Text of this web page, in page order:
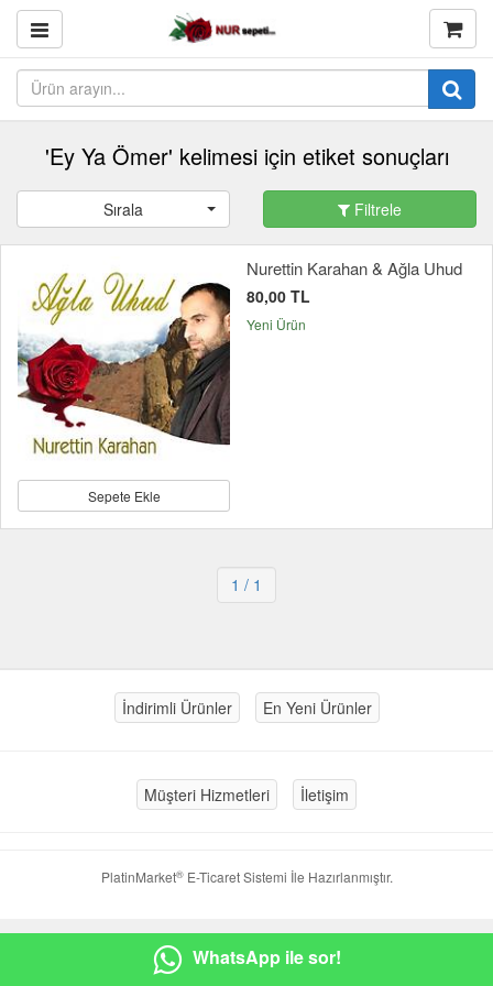
'Ey Ya Ömer' kelimesi için etiket sonuçları
Sırala Filtrele
Sepete Ekle
Nurettin Karahan & Ağla Uhud
80,00 TL
Yeni Ürün
1 / 1
İndirimli Ürünler En Yeni Ürünler
Müşteri Hizmetleri İletişim
PlatinMarket®E-Ticaret Sistemi İle Hazırlanmıştır.
WhatsApp ile sor!